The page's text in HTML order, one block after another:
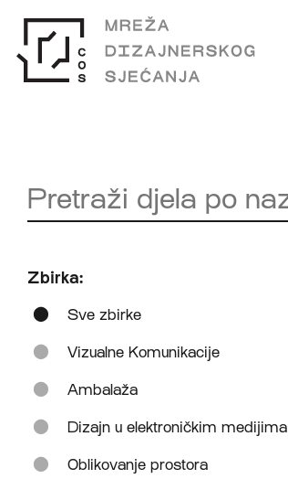
Zbirka:
Sve zbirke
Vizualne Komunikacije
Ambalaža
Dizajn u elektroničkim medijima
Oblikovanje prostora